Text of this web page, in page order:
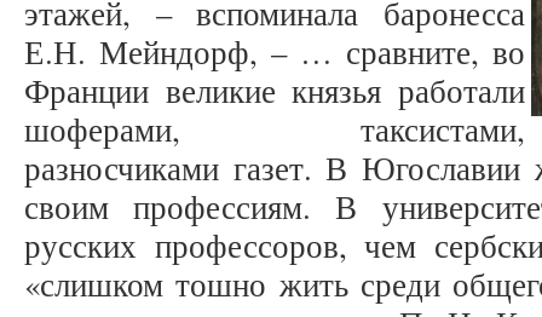
этажей, – вспоминала баронесса
Е.Н. Мейндорф, – … сравните, во
Франции великие князья работали
шоферами, таксистами,
разносчиками газет. В Югославии
своим профессиям. В
русских профессоров, чем
«слишком тошно жить среди